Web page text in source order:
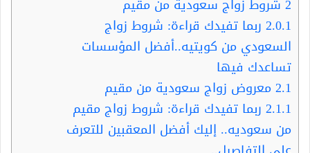
2 شروط زواج سعودية من مقيم
2.0.1 ربما تفيدك قراءة: شروط زواج
السعودي من كويتيه..أفضل المؤسسات
تساعدك فيها
2.1معروض زواج سعودية من مقيم
2.1.1 ربما تفيدك قراءة: شروط زواج مقيم
من سعوديه.. إليك أفضل المعقبين للتعرف